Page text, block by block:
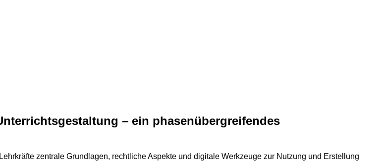
– ein phasenübergreifendes
zentrale Grundlagen, rechtliche Aspekte und digitale Werkzeuge zur Nutzung und Erstellung